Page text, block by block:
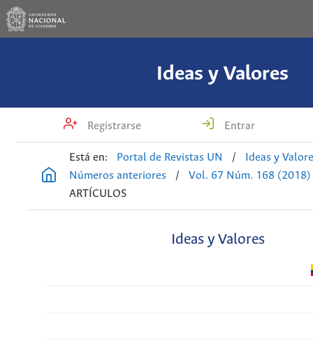
Ideas y Valores
Registrarse Entrar
Está en: Portal de Revistas UN /
Ideas y
Números anteriores
/
Vol. 67 Núm. 168 (2018)
ARTÍCULOS
Ideas y Valores